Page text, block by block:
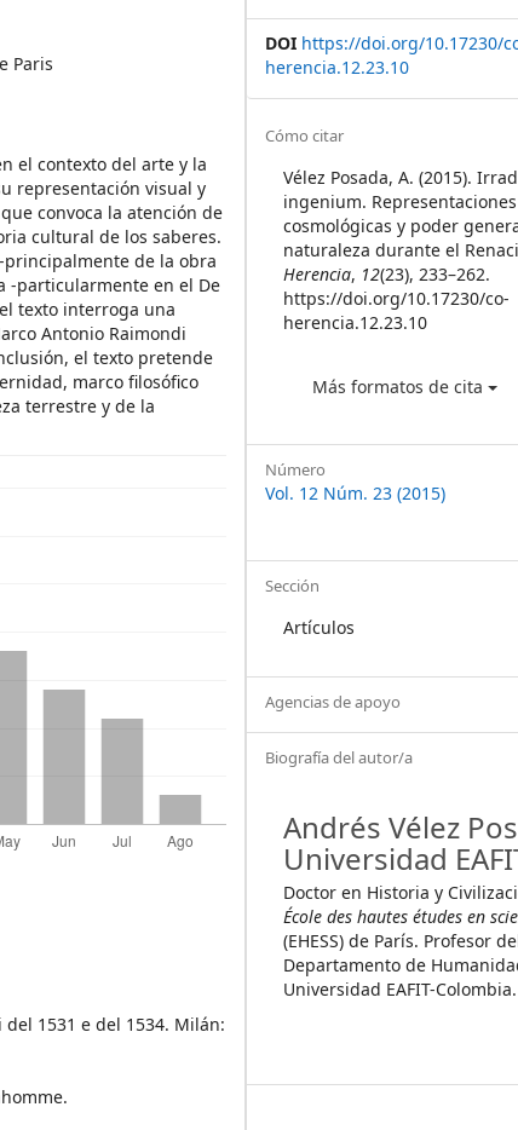
Paris
el contexto del arte y la
representación visual y
convoca la atención de
cultural de los saberes.
principalmente de la obra
-particularmente en el De
texto interroga una
Antonio Raimondi
el texto pretende
marco filosófico
terrestre y de la
1531 e del 1534. Milán:
DOI https://doi.org/10.17230/
herencia.12.23.10
Article
Details
Cómo citar
Vélez Posada, A. (2015).
ingenium. Representaciones
cosmológicas y poder
naturaleza durante el
Herencia, 12(23), 233–262.
https://doi.org/10.17230/co-
herencia.12.23.10
Más formatos de cita
Número
Vol. 12 Núm. 23 (2015)
Sección
Artículos
Agencias de apoyo
Biografía del autor/a
Andrés Vélez
Universidad
Doctor en Historia y
École des hautes études en
(EHESS) de París. Profesor
Departamento de
Universidad EAFIT-Colombia.